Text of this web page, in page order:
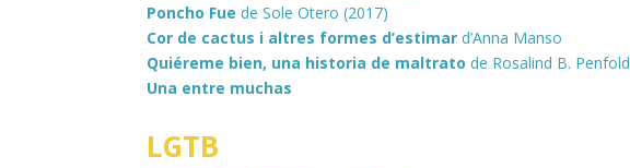
Poncho Fue de Sole Otero (2017)
Cor de cactus i altres formes d’estimar d’Anna Manso
Quiéreme bien, una historia de maltrato de Rosalind B. Penfold
Una entre muchas
LGTB